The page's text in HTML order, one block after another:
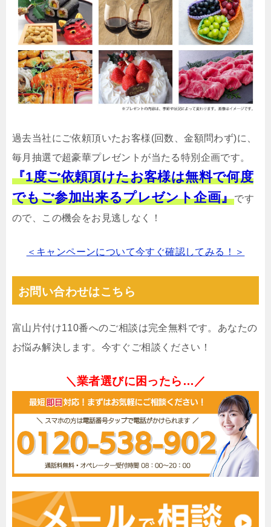
過去当社にご依頼頂いたお客様(回数、金額問わず)に、
毎月抽選で超豪華プレゼントが当たる特別企画です。
『1度ご依頼頂けたお客様は無料で何度
でもご参加出来るプレゼント企画』です
ので、この機会をお見逃しなく！
＜キャンペーンについて今すぐ確認してみる！＞
お問い合わせはこちら
富山片付け110番へのご相談は完全無料です。あなたの
お悩み解決します。今すぐご相談ください！
＼業者選びに困ったら…／